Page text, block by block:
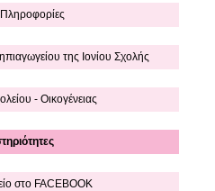
Πληροφορίες
της Ιονίου Σχολής
- Οικογένειας
στο FACEBOOK